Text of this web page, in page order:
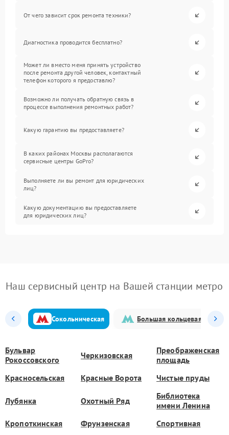
От чего зависит срок ремонта техники?
Диагностика проводится бесплатно?
Может ли вместо меня принять устройство
после ремонта другой человек, контактный
телефон которого я предоставлю?
Возможно ли получать обратную связь в
процессе выполнения ремонтных работ?
Какую гарантию вы предоставляете?
В каких районах Москвы располагаются
сервисные центры GoPro?
Выполняете ли вы ремонт для юридических
лиц?
Какую документацию вы предоставляете
для юридических лиц?
Наш сервисный центр на Вашей станции метро
Сокольническая Большая кольцевая
Бульвар
Рокоссовского
Черкизовская
Преображенская
площадь
Красносельская
Красные Ворота Чистые пруды
Лубянка Охотный Ряд
Библиотека
имени Ленина
Кропоткинская
Фрунзенская Спортивная